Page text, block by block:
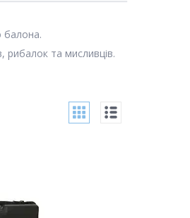
балона.
рибалок та мисливців.